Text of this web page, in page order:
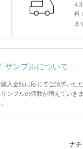
料
ま
サンプルについて
入金額に応じてご請求いた
ンプルの個数が増えていきま
ナ